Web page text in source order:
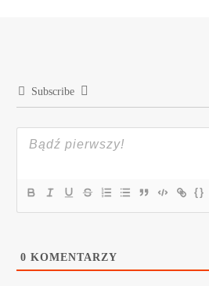
Subscribe
{}
0 KOMENTARZY